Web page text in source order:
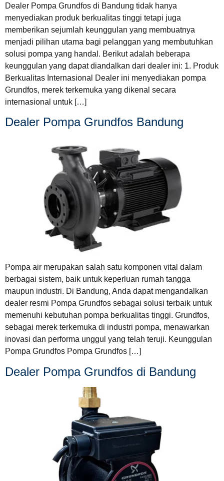
Dealer Pompa Grundfos di Bandung tidak hanya
menyediakan produk berkualitas tinggi tetapi juga
memberikan sejumlah keunggulan yang membuatnya
menjadi pilihan utama bagi pelanggan yang membutuhkan
solusi pompa yang handal. Berikut adalah beberapa
keunggulan yang dapat diandalkan dari dealer ini: 1. Produk
Berkualitas Internasional Dealer ini menyediakan pompa
Grundfos, merek terkemuka yang dikenal secara
internasional untuk […]
Dealer Pompa Grundfos Bandung
Pompa air merupakan salah satu komponen vital dalam
berbagai sistem, baik untuk keperluan rumah tangga
maupun industri. Di Bandung, Anda dapat mengandalkan
dealer resmi Pompa Grundfos sebagai solusi terbaik untuk
memenuhi kebutuhan pompa berkualitas tinggi. Grundfos,
sebagai merek terkemuka di industri pompa, menawarkan
inovasi dan performa unggul yang telah teruji. Keunggulan
Pompa Grundfos Pompa Grundfos […]
Dealer Pompa Grundfos di Bandung